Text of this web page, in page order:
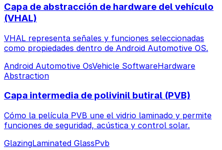
Capa de abstracción de hardware del vehículo
(VHAL)
VHAL representa señales y funciones seleccionadas
como propiedades dentro de Android Automotive OS.
Android Automotive OsVehicle SoftwareHardware
Abstraction
Capa intermedia de polivinil butiral (PVB)
Cómo la película PVB une el vidrio laminado y permite
funciones de seguridad, acústica y control solar.
GlazingLaminated GlassPvb